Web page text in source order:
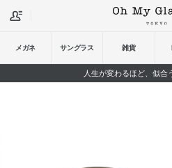
メガネ サングラス 雑貨
人生が変わるほど、似合